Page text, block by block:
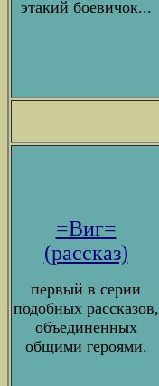
этакий боевичок...
=Виг=
(рассказ)
первый в серии
подобных рассказов,
объединенных
общими героями.